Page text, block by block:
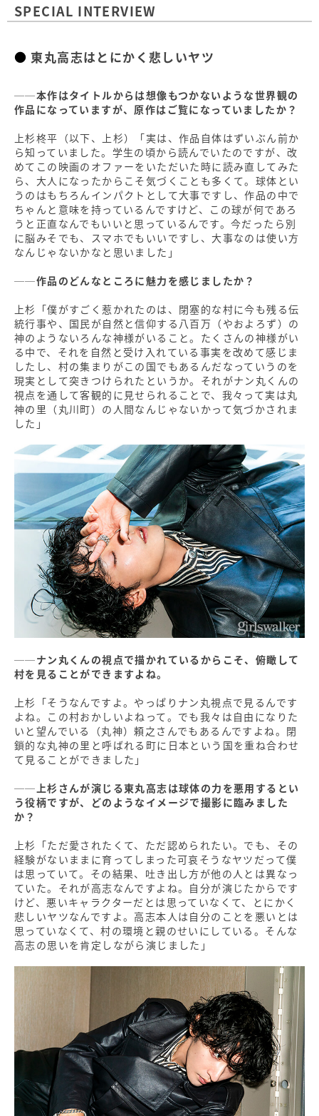
SPECIAL INTERVIEW
東丸高志はとにかく悲しいヤツ
──本作はタイトルからは想像もつかないような世界観の
作品になっていますが、原作はご覧になっていましたか？
上杉柊平（以下、上杉）「実は、作品自体はずいぶん前か
ら知っていました。学生の頃から読んでいたのですが、改
めてこの映画のオファーをいただいた時に読み直してみた
ら、大人になったからこそ気づくことも多くて。球体とい
うのはもちろんインパクトとして大事ですし、作品の中で
ちゃんと意味を持っているんですけど、この球が何であろ
うと正直なんでもいいと思っているんです。今だったら別
に脳みそでも、スマホでもいいですし、大事なのは使い方
なんじゃないかなと思いました」
──作品のどんなところに魅力を感じましたか？
上杉「僕がすごく惹かれたのは、閉塞的な村に今も残る伝
統行事や、国民が自然と信仰する八百万（やおよろず）の
神のようないろんな神様がいること。たくさんの神様がい
る中で、それを自然と受け入れている事実を改めて感じま
したし、村の集まりがこの国でもあるんだなっていうのを
現実として突きつけられたというか。それがナン丸くんの
視点を通して客観的に見せられることで、我々って実は丸
神の里（丸川町）の人間なんじゃないかって気づかされま
した」
──ナン丸くんの視点で描かれているからこそ、俯瞰して
村を見ることができますよね。
上杉「そうなんですよ。やっぱりナン丸視点で見るんです
よね。この村おかしいよねって。でも我々は自由になりた
いと望んでいる（丸神）頼之さんでもあるんですよね。閉
鎖的な丸神の里と呼ばれる町に日本という国を重ね合わせ
て見ることができました」
──上杉さんが演じる東丸高志は球体の力を悪用するとい
う役柄ですが、どのようなイメージで撮影に臨みました
か？
上杉「ただ愛されたくて、ただ認められたい。でも、その
経験がないままに育ってしまった可哀そうなヤツだって僕
は思っていて。その結果、吐き出し方が他の人とは異なっ
ていた。それが高志なんですよね。自分が演じたからです
けど、悪いキャラクターだとは思っていなくて、とにかく
悲しいヤツなんですよ。高志本人は自分のことを悪いとは
思っていなくて、村の環境と親のせいにしている。そんな
高志の思いを肯定しながら演じました」